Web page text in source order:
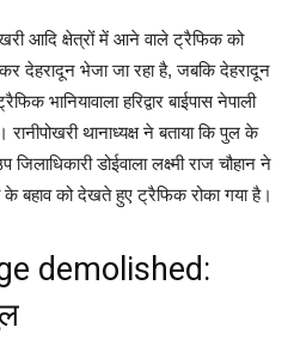
आदि क्षेत्रों में आने वाले ट्रैफिक को
देहरादून भेजा जा रहा है, जबकि देहरादून
भानियावाला हरिद्वार बाईपास नेपाली
थानाध्यक्ष ने बताया कि पुल के
डोईवाला लक्ष्मी राज चौहान ने
के बहाव को देखते हुए ट्रैफिक रोका गया है।
demolished: